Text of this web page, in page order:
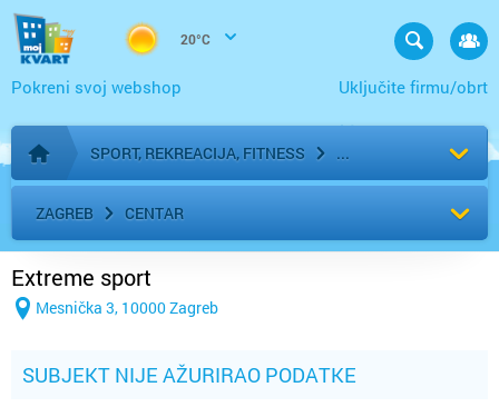
20°C
Uključite firmu/obrt
Pokreni svoj webshop
Početna stranica
SPORT, REKREACIJA, FITNESS
ZAGREB CENTAR
Extreme sport
Mesnička 3, 10000 Zagreb
SUBJEKT NIJE AŽURIRAO PODATKE